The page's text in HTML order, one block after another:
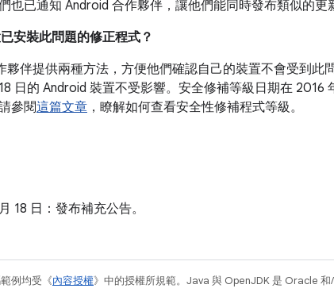
也已通知 Android 合作夥伴，讓他們能同時發布類似的更
安裝此問題的修正程式？
夥伴提供兩種方法，方便他們確認自己的裝置不會受到此
日的 Android 裝置不受影響。安全修補等級日期在 2016
參閱這篇文章 ，瞭解如何查看安全性修補程式等級。
18 日：發布補充公告。
例均受《內容授權》中的授權所規範。Java 與 OpenJDK 是 Oracle 和